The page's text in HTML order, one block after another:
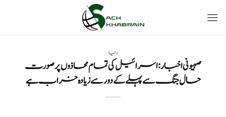
دنیا
صہیونی اخبار: اسرائیل کی تمام محاذوں پر صورت
حال جنگ سے پہلے کے دور سے زیادہ خراب ہے